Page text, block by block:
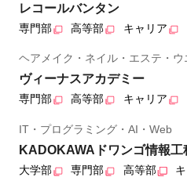
レコールバンタン
専門部 高等部 キャリア
ヘアメイク・ネイル・エステ・ウ
ヴィーナスアカデミー
専門部 高等部 キャリア
IT・プログラミング・AI・Web
KADOKAWAドワンゴ情報工
大学部 専門部 高等部